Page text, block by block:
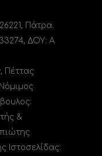
Πάτρα.
ΔΟΥ: A
Πέττας
&
Ιστοσελίδας: